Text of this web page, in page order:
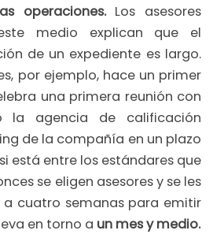
operaciones.Los asesores
medio explican que el
de un expediente es largo.
por ejemplo, hace un primer
una primera reunión con
la agencia de calificación
de la compañía en un plazo
está entre los estándares que
se eligen asesores y se les
cuatro semanas para emitir
en torno a un mes y medio.